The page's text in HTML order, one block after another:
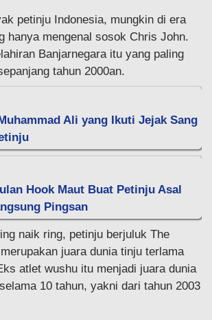
petinju Indonesia, mungkin di era
hanya mengenal sosok Chris John.
Banjarnegara itu yang paling
tahun 2000an.
Ali yang Ikuti Jejak Sang
Hook Maut Buat Petinju Asal
Pingsan
naik ring, petinju berjuluk The
juara dunia tinju terlama
atlet wushu itu menjadi juara dunia
10 tahun, yakni dari tahun 2003